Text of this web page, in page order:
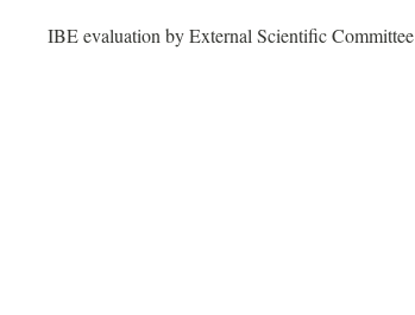
IBE evaluation by External Scientific Committee